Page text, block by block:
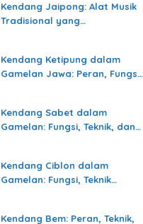
Kendang Jaipong: Alat Musik
Tradisional yang
Kendang Ketipung dalam
Gamelan Jawa: Peran, Fungsi,
Kendang Sabet dalam
Gamelan: Fungsi, Teknik, dan
Kendang Ciblon dalam
Gamelan: Fungsi, Teknik
Kendang Bem: Peran, Teknik,